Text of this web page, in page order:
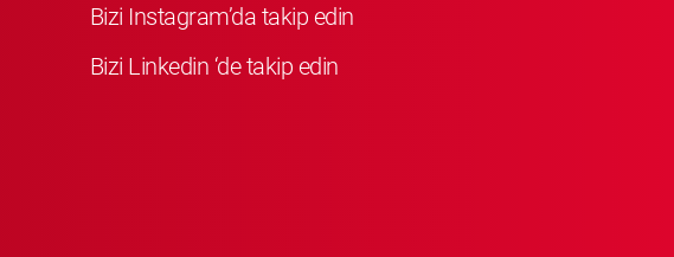
Bizi Instagram’da takip edin
Bizi Linkedin ‘de takip edin